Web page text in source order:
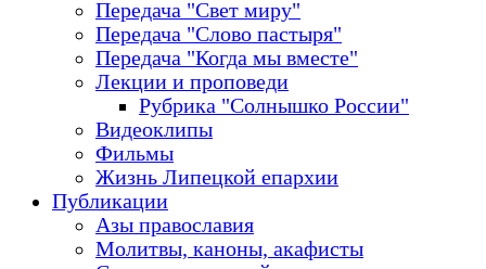
Передача "Свет миру"
Передача "Слово пастыря"
Передача "Когда мы вместе"
Лекции и проповеди
Рубрика "Солнышко России"
Видеоклипы
Фильмы
Жизнь Липецкой епархии
Публикации
Азы православия
Молитвы, каноны, акафисты